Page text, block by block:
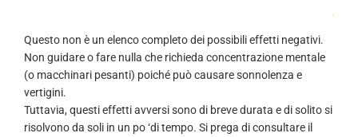
.
Questo non è un elenco completo dei possibili effetti negativi.
Non guidare o fare nulla che richieda concentrazione mentale
(o macchinari pesanti) poiché può causare sonnolenza e
vertigini.
Tuttavia, questi effetti avversi sono di breve durata e di solito si
risolvono da soli in un po ‘di tempo. Si prega di consultare il